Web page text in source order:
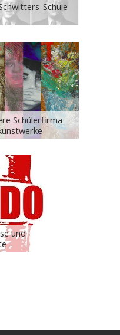
Schule
Schülerfirma
und